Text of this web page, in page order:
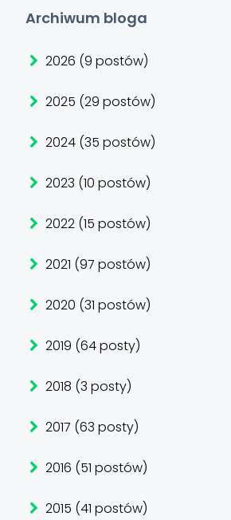
Archiwum bloga
2026 (9 postów)
2025 (29 postów)
2024 (35 postów)
2023 (10 postów)
2022 (15 postów)
2021 (97 postów)
2020 (31 postów)
2019 (64 posty)
2018 (3 posty)
2017 (63 posty)
2016 (51 postów)
2015 (41 postów)